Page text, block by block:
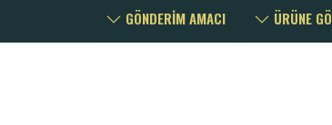
GÖNDERİM AMACI ÜRÜNE